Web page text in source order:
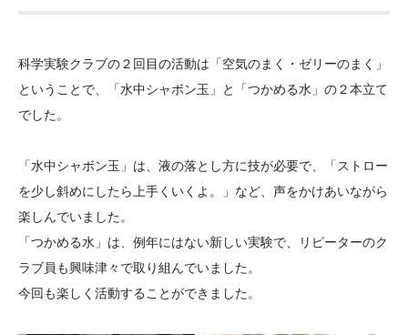
年報一覧 中谷財団レポート
ム
科学教育振興助成・
ログラム助成
アクセス よくあるご質問
サイトマップ
日本語 English マイページ
科学実験クラブの２回目の活動は「空気のまく・ゼリーのまく」
ということで、「水中シャボン玉」と「つかめる水」の２本立て
でした。
「水中シャボン玉」は、液の落とし方に技が必要で、「ストロー
を少し斜めにしたら上手くいくよ。」など、声をかけあいながら
楽しんでいました。
「つかめる水」は、例年にはない新しい実験で、リピーターのク
ラブ員も興味津々で取り組んでいました。
今回も楽しく活動することができました。